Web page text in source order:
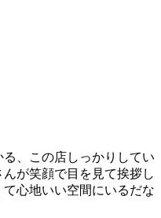
、この店しっかりしてい
が笑顔で目を見て挨拶し
心地いい空間にいるだな